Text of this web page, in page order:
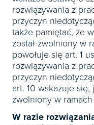
rozwiązywania z
przyczyn
także pamiętać, że
został zwolniony w
powołuje się art. 1
rozwiązywania z
przyczyn
art. 10 wskazuje
zwolniony w
W razie